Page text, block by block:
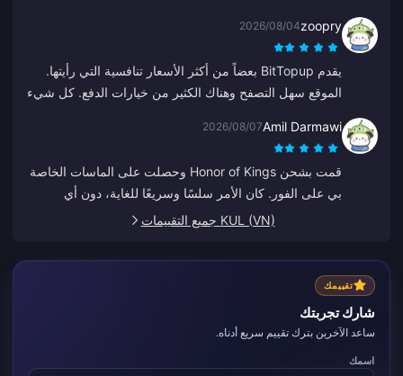
zoopry
2026/08/04
يقدم BitTopup بعضاً من أكثر الأسعار تنافسية التي رأيتها.
الموقع سهل التصفح وهناك الكثير من خيارات الدفع. كل شيء
Amil Darmawi
2026/08/07
قمت بشحن Honor of Kings وحصلت على الماسات الخاصة
بي على الفور. كان الأمر سلسًا وسريعًا للغاية، دون أي
KUL (VN) جميع التقييمات
تقييمك
شارك تجربتك
ساعد الآخرين بترك تقييم سريع أدناه.
اسمك